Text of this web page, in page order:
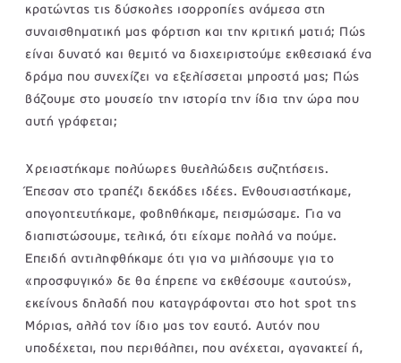
κρατώντας τις δύσκολες ισορροπίες ανάμεσα στη
συναισθηματική μας φόρτιση και την κριτική ματιά; Πώς
είναι δυνατό και θεμιτό να διαχειριστούμε εκθεσιακά ένα
δράμα που συνεχίζει να εξελίσσεται μπροστά μας; Πώς
βάζουμε στο μουσείο την ιστορία την ίδια την ώρα που
αυτή γράφεται;
Χρειαστήκαμε πολύωρες θυελλώδεις συζητήσεις.
Έπεσαν στο τραπέζι δεκάδες ιδέες. Ενθουσιαστήκαμε,
απογοητευτήκαμε, φοβηθήκαμε, πεισμώσαμε. Για να
διαπιστώσουμε, τελικά, ότι είχαμε πολλά να πούμε.
Επειδή αντιληφθήκαμε ότι για να μιλήσουμε για το
«προσφυγικό» δε θα έπρεπε να εκθέσουμε «αυτούς»,
εκείνους δηλαδή που καταγράφονται στο hot spot της
Μόριας, αλλά τον ίδιο μας τον εαυτό. Αυτόν που
υποδέχεται, που περιθάλπει, που ανέχεται, αγανακτεί ή,